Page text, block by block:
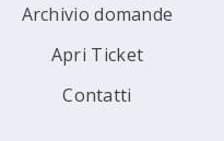
Archivio domande
Apri Ticket
Contatti